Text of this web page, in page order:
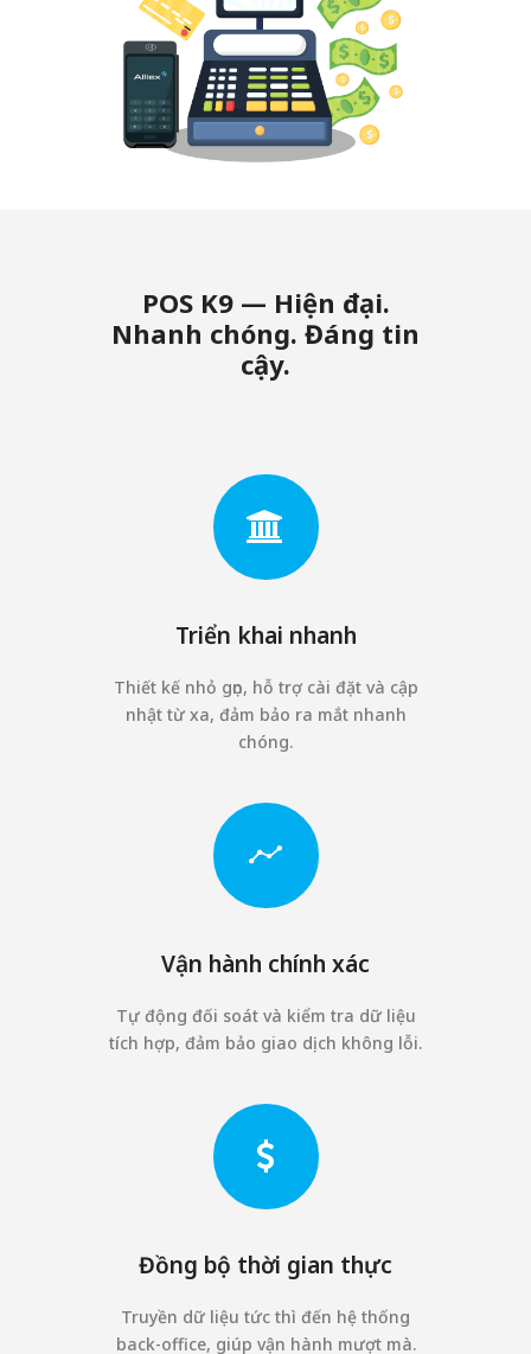
POS K9 — Hiện đại.
Nhanh chóng. Đáng tin
cậy.
Triển khai nhanh
Thiết kế nhỏ gọn, hỗ trợ cài đặt và cập
nhật từ xa, đảm bảo ra mắt nhanh
chóng.
Vận hành chính xác
Tự động đối soát và kiểm tra dữ liệu
tích hợp, đảm bảo giao dịch không lỗi.
Đồng bộ thời gian thực
Truyền dữ liệu tức thì đến hệ thống
back-office, giúp vận hành mượt mà.